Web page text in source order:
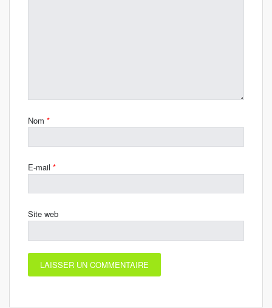
Nom *
E-mail *
Site web